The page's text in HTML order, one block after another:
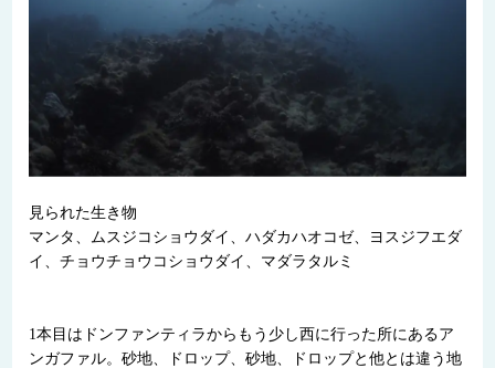
見られた生き物
マンタ、ムスジコショウダイ、ハダカハオコゼ、ヨスジフエダ
イ、チョウチョウコショウダイ、マダラタルミ
1本目はドンファンティラからもう少し西に行った所にあるア
ンガファル。砂地、ドロップ、砂地、ドロップと他とは違う地